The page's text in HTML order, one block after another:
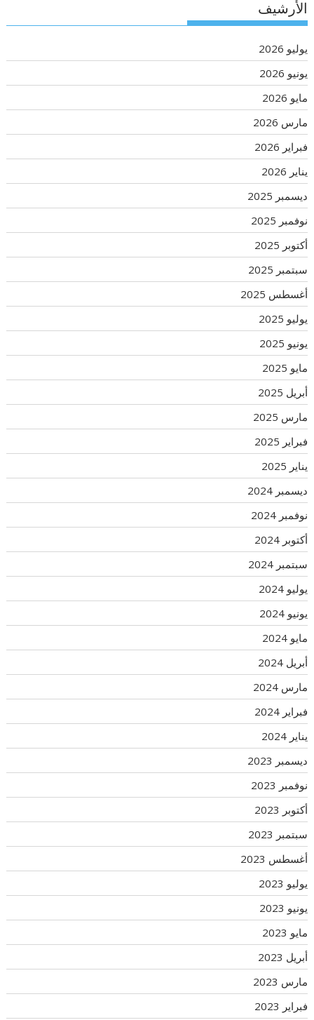
الأرشيف
يوليو 2026
يونيو 2026
مايو 2026
مارس 2026
فبراير 2026
يناير 2026
ديسمبر 2025
نوفمبر 2025
أكتوبر 2025
سبتمبر 2025
أغسطس 2025
يوليو 2025
يونيو 2025
مايو 2025
أبريل 2025
مارس 2025
فبراير 2025
يناير 2025
ديسمبر 2024
نوفمبر 2024
أكتوبر 2024
سبتمبر 2024
يوليو 2024
يونيو 2024
مايو 2024
أبريل 2024
مارس 2024
فبراير 2024
يناير 2024
ديسمبر 2023
نوفمبر 2023
أكتوبر 2023
سبتمبر 2023
أغسطس 2023
يوليو 2023
يونيو 2023
مايو 2023
أبريل 2023
مارس 2023
فبراير 2023